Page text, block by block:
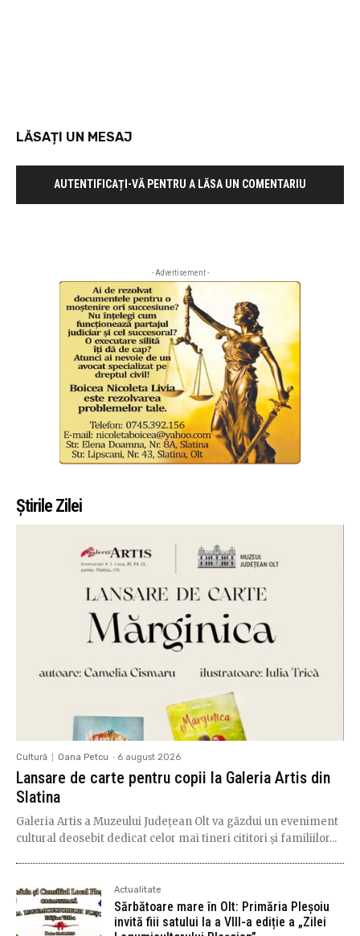
LĂSAȚI UN MESAJ
AUTENTIFICAȚI-VĂ PENTRU A LĂSA UN COMENTARIU
- Advertisement -
Știrile Zilei
Cultură Oana Petcu - 6 august 2026
Lansare de carte pentru copii la Galeria Artis din
Slatina
Galeria Artis a Muzeului Județean Olt va găzdui un eveniment
cultural deosebit dedicat celor mai tineri cititori și familiilor...
Actualitate
Sărbătoare mare în Olt: Primăria Pleșoiu
invită fiii satului la a VIII-a ediție a „Zilei